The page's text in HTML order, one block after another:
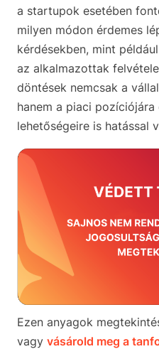
a startupok esetében
milyen módon érdemes
kérdésekben, mint
az alkalmazottak
döntések nemcsak a
hanem a piaci pozíciójára
lehetőségeire is hatással
Ezen anyagok
vagy vásárold meg a